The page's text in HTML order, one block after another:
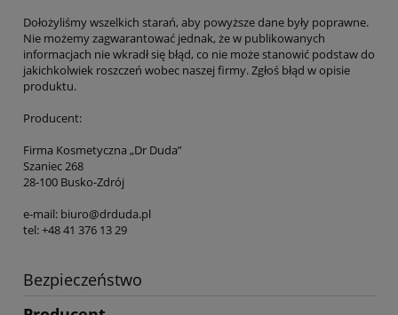
Dołożyliśmy wszelkich starań, aby powyższe dane były poprawne.
Nie możemy zagwarantować jednak, że w publikowanych
informacjach nie wkradł się błąd, co nie może stanowić podstaw do
jakichkolwiek roszczeń wobec naszej firmy. Zgłoś błąd w opisie
produktu.
Producent:
Firma Kosmetyczna „Dr Duda”
Szaniec 268
28-100 Busko-Zdrój
e-mail: biuro@drduda.pl
tel: +48 41 376 13 29
Bezpieczeństwo